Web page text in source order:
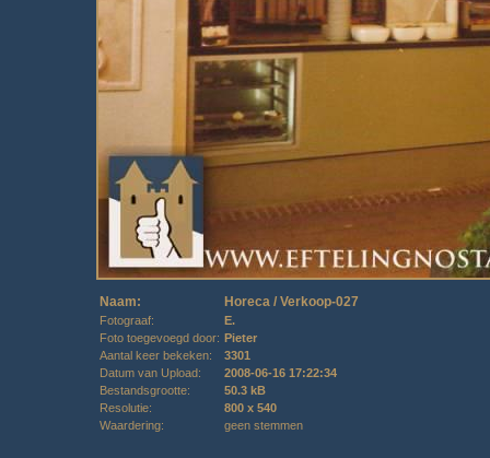
Naam: Horeca / Verkoop-027
Fotograaf:
E.
Foto toegevoegd door: Pieter
Aantal keer bekeken:
3301
Datum van Upload:
2008-06-16 17:22:34
Bestandsgrootte:
50.3 kB
Resolutie:
800 x 540
Waardering:
geen stemmen